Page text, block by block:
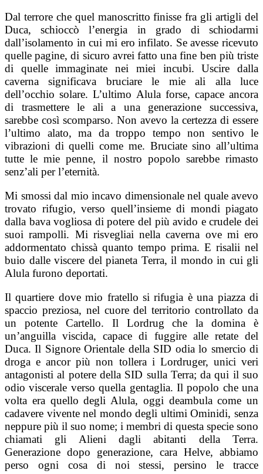
Dal terrore che quel manoscritto finisse fra gli artigli del
Duca, schioccò l’energia in grado di schiodarmi
dall’isolamento in cui mi ero infilato. Se avesse ricevuto
quelle pagine, di sicuro avrei fatto una fine ben più triste
di quelle immaginate nei miei incubi. Uscire dalla
caverna significava bruciare le mie ali alla luce
dell’occhio solare. L’ultimo Alula forse, capace ancora
di trasmettere le ali a una generazione successiva,
sarebbe così scomparso. Non avevo la certezza di essere
l’ultimo alato, ma da troppo tempo non sentivo le
vibrazioni di quelli come me. Bruciate sino all’ultima
tutte le mie penne, il nostro popolo sarebbe rimasto
senz’ali per l’eternità.
Mi smossi dal mio incavo dimensionale nel quale avevo
trovato rifugio, verso quell’insieme di mondi piagato
dalla bava vogliosa di potere del più avido e crudele dei
suoi rampolli. Mi risvegliai nella caverna ove mi ero
addormentato chissà quanto tempo prima. E risalii nel
buio dalle viscere del pianeta Terra, il mondo in cui gli
Alula furono deportati.
Il quartiere dove mio fratello si rifugia è una piazza di
spaccio preziosa, nel cuore del territorio controllato da
un potente Cartello. Il Lordrug che la domina è
un’anguilla viscida, capace di fuggire alle retate del
Duca. Il Signore Orientale della SID odia lo smercio di
droga e ancor più non tollera i Lordruger, unici veri
antagonisti al potere della SID sulla Terra; da qui il suo
odio viscerale verso quella gentaglia. Il popolo che una
volta era quello degli Alula, oggi deambula come un
cadavere vivente nel mondo degli ultimi Ominidi, senza
neppure più il suo nome; i membri di questa specie sono
chiamati gli Alieni dagli abitanti della Terra.
Generazione dopo generazione, cara Helve, abbiamo
perso ogni cosa di noi stessi, persino le tracce